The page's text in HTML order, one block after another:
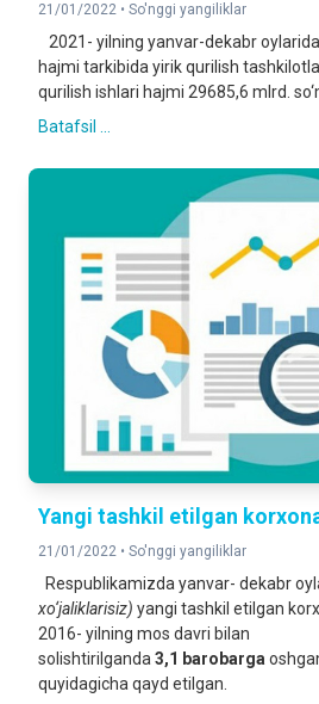
21/01/2022 • So'nggi yangiliklar
2021- yilning yanvar-dekabr
hajmi tarkibida yirik qurilish
qurilish ishlari hajmi 29685,6 mlrd.
Batafsil ...
Yangi tashkil etilgan
21/01/2022 • So'nggi yangiliklar
Respublikamizda yanvar- dekabr
xo‘jaliklarisiz) yangi tashkil etilgan
2016- yilning mos davri bilan
solishtirilganda 3,1 barobarga
quyidagicha qayd etilgan.